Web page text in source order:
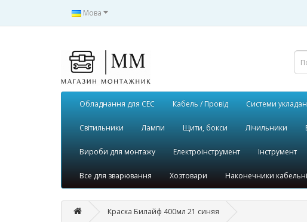
Мова
Обладнання для СЕС Кабель / Провід Системи
Світильники Лампи Щити, бокси Лічильники
Вироби для монтажу Електроінструмент Інструмент
Все для зварювання Хозтовари Наконечники кабельні
Краска Билайф 400мл 21 синяя